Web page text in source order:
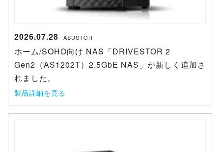
2026.07.28 ASUSTOR
ホーム/SOHO向け NAS「DRIVESTOR 2
Gen2（AS1202T）2.5GbE NAS」が新しく追加さ
れました。
製品詳細を見る